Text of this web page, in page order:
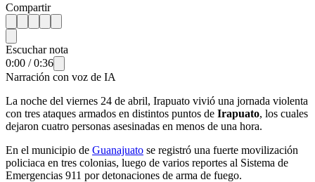
Compartir
Escuchar nota
0:00 /0:36
Narración con voz de IA
La noche del viernes 24 de abril, Irapuato vivió una jornada violenta
con tres ataques armados en distintos puntos de Irapuato, los cuales
dejaron cuatro personas asesinadas en menos de una hora.
En el municipio de Guanajuato se registró una fuerte movilización
policiaca en tres colonias, luego de varios reportes al Sistema de
Emergencias 911 por detonaciones de arma de fuego.